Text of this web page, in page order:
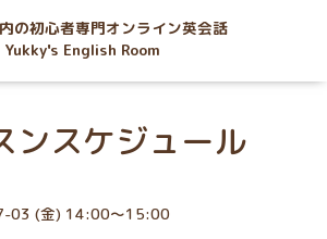
の初心者専門オンライン英会話
Yukky's English Room
ンスケジュール
03 (金) 14:00～15:00